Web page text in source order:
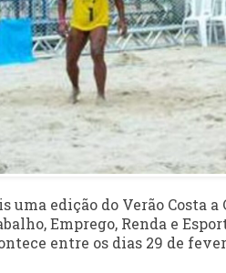
uma edição do Verão Costa
Emprego, Renda e
entre os dias 29 de